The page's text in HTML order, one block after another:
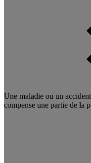
Une maladie ou un
compense une partie de la